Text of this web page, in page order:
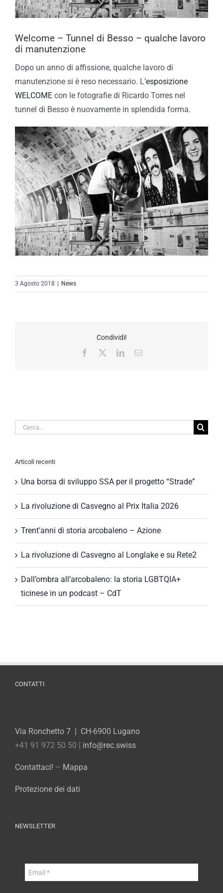
Welcome – Tunnel di Besso – qualche lavoro
di manutenzione
Dopo un anno di affissione, qualche lavoro di
manutenzione si è reso necessario. L’esposizione
WELCOME con le fotografie di Ricardo Torres nel
tunnel di Besso è nuovamente in splendida forma.
3 Agosto 2018 News
Condividi!
Facebook
LinkedInEmail
Cerca
Articoli recenti
Una borsa di sviluppo SSA per il progetto “Strade”
La rivoluzione di Casvegno al Prix Italia 2026
Trent’anni di storia arcobaleno – Azione
La rivoluzione di Casvegno al Longlake e su Rete2
Dall’ombra all’arcobaleno: la storia LGBTQIA+
ticinese in un podcast – CdT
CONTATTI
Via Ronchetto 7 | CH-6900 Lugano
+41 91 972 50 50 | info@rec.swiss
Contattaci! – Mappa
Protezione dei dati
NEWSLETTER